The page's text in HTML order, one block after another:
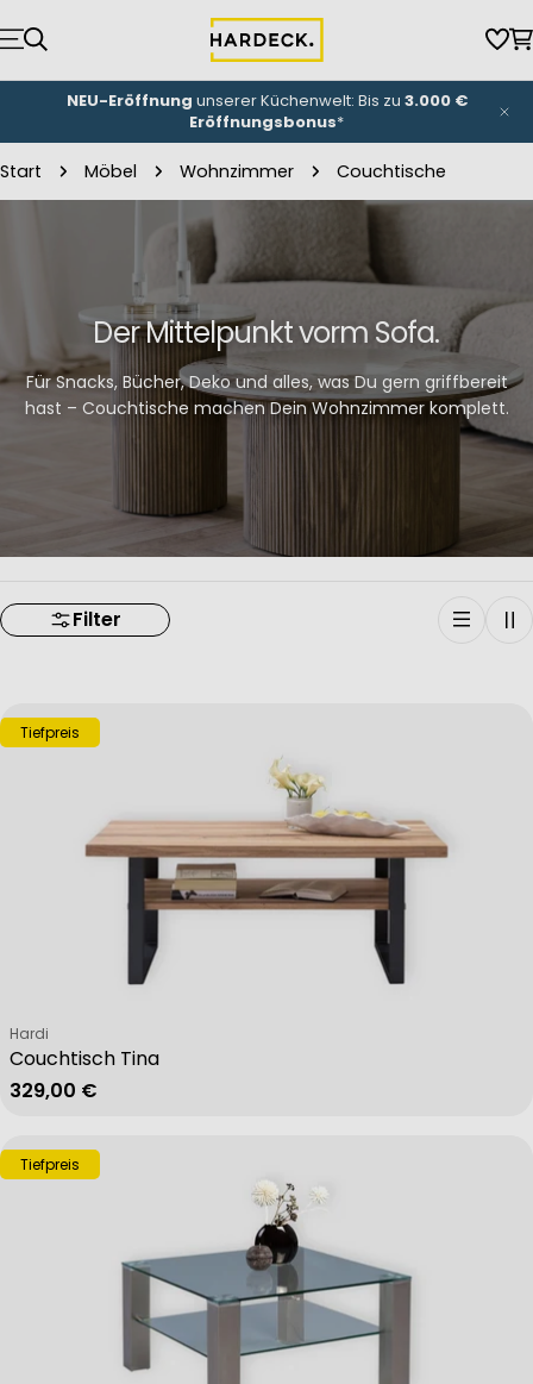
Inhalt
springen
NEU-Eröffnung unserer Küchenwelt: Bis zu 3.000 €
Eröffnungsbonus*
Start Möbel Wohnzimmer Couchtische
Der Mittelpunkt vorm Sofa.
Für Snacks, Bücher, Deko und alles, was Du gern griffbereit
hast – Couchtische machen Dein Wohnzimmer komplett.
Filter
Tiefpreis
Couchtisch Tina
Verkäufer:
Hardi
Regulärer Preis
329,00 €
Tiefpreis